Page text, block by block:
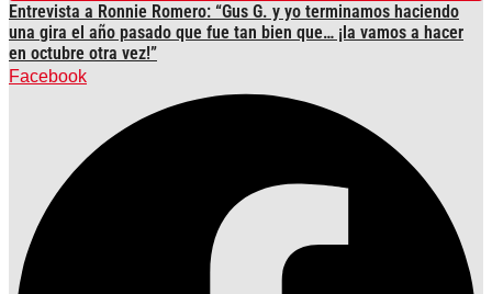
Entrevista a Ronnie Romero: “Gus G. y yo terminamos haciendo
una gira el año pasado que fue tan bien que… ¡la vamos a hacer
en octubre otra vez!”
Facebook